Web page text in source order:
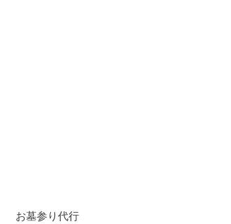
お墓参り代行